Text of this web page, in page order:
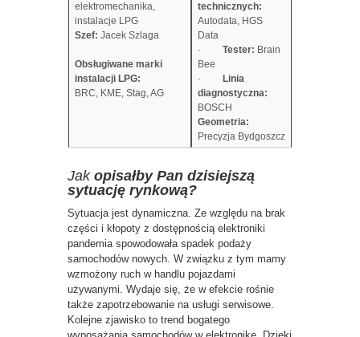
elektromechanika,
instalacje LPG
Szef: Jacek Szlaga
Obsługiwane marki
instalacji LPG:
BRC, KME, Stag, AG
technicznych:
Autodata, HGS
Data
· Tester: Brain
Bee
·
Linia
diagnostyczna:
BOSCH
Geometria:
Precyzja Bydgoszcz
Jak opisałby Pan dzisiejszą
sytuację rynkową?
Sytuacja jest dynamiczna. Ze względu na brak
części i kłopoty z dostępnością elektroniki
pandemia spowodowała spadek podaży
samochodów nowych. W związku z tym mamy
wzmożony ruch w handlu pojazdami
używanymi. Wydaje się, że w efekcie rośnie
także zapotrzebowanie na usługi serwisowe.
Kolejne zjawisko to trend bogatego